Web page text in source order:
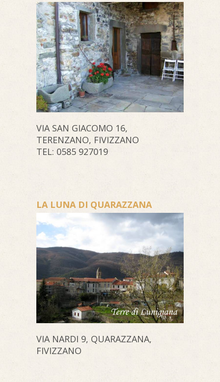
VIA SAN GIACOMO 16,
TERENZANO, FIVIZZANO
TEL: 0585 927019
LA LUNA DI QUARAZZANA
VIA NARDI 9, QUARAZZANA,
FIVIZZANO